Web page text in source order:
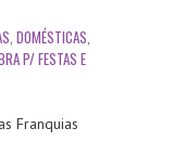
, DOMÉSTICAS,
P/ FESTAS E
Franquias